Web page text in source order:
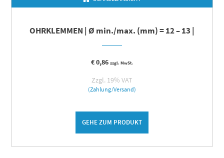
OHRKLEMMEN | Ø min./max. (mm) = 12 – 13 |
€0,86 zzgl. MwSt.
Zzgl. 19% VAT
(Zahlung/Versand)
GEHE ZUM PRODUKT